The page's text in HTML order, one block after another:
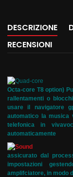
DESCRIZIONE
RECENSIONI
Octa-core T8 option)
rallentamenti o
usare il navigatore
automatico la musica
telefonica in
automaticamente
assicurato dal
impostazioni
amplifciatore, in modo